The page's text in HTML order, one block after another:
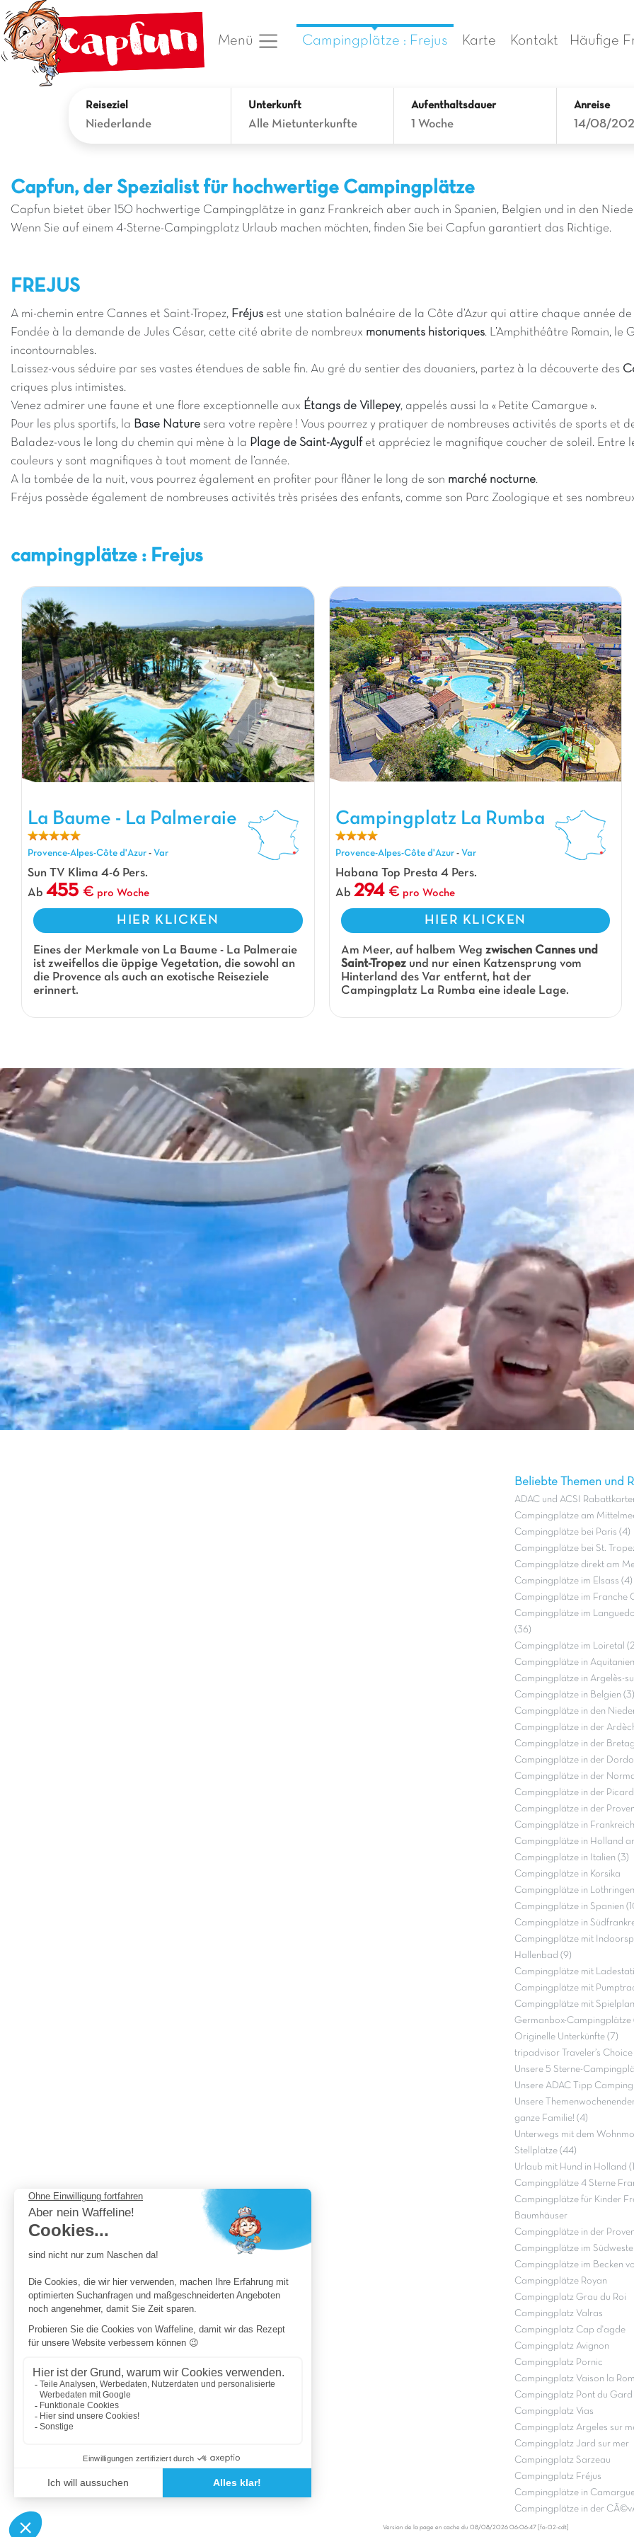
Menü Campingplätze : Frejus Karte Kontakt Häufige
Reiseziel
Niederlande
Unterkunft
Alle Mietunterkunfte
Aufenthaltsdauer
1 Woche
Anreise
14/08/
Capfun, der Spezialist für hochwertige Campingplätze
Capfun bietet über 150 hochwertige Campingplätze in ganz Frankreich aber auch in Spanien, Belgien und in den
Wenn Sie auf einem 4-Sterne-Campingplatz Urlaub machen möchten, finden Sie bei Capfun garantiert das Richtige.
FREJUS
A mi-chemin entre Cannes et Saint-Tropez, Fréjus est une station balnéaire de la Côte d’Azur qui attire chaque année
Fondée à la demande de Jules César, cette cité abrite de nombreux monuments historiques. L’Amphithéâtre Romain, le
incontournables.
Laissez-vous séduire par ses vastes étendues de sable fin. Au gré du sentier des douaniers, partez à la découverte des
criques plus intimistes.
Venez admirer une faune et une flore exceptionnelle aux Étangs de Villepey, appelés aussi la « Petite Camargue ».
Pour les plus sportifs, la Base Nature sera votre repère ! Vous pourrez y pratiquer de nombreuses activités de sports et
Baladez-vous le long du chemin qui mène à la Plage de Saint-Aygulf et appréciez le magnifique coucher de soleil. Entre
couleurs y sont magnifiques à tout moment de l’année.
A la tombée de la nuit, vous pourrez également en profiter pour flâner le long de son marché nocturne.
Fréjus possède également de nombreuses activités très prisées des enfants, comme son Parc Zoologique et ses
campingplätze : Frejus
La Baume - La Palmeraie
Provence-Alpes-Côte d'Azur - Var
Sun TV Klima 4-6 Pers.
Ab 455 pro Woche
HIER KLICKEN
Eines der Merkmale von La Baume - La Palmeraie
ist zweifellos die üppige Vegetation, die sowohl an
die Provence als auch an exotische Reiseziele
erinnert.
Campingplatz La Rumba
Provence-Alpes-Côte d'Azur- Var
Habana Top Presta 4 Pers.
Ab 294 pro Woche
HIER KLICKEN
Am Meer, auf halbem Weg zwischen Cannes und
Saint-Tropezund nur einen Katzensprung vom
Hinterland des Var entfernt, hat der
Campingplatz La Rumba eine ideale Lage.
Beliebte Themen und
ADAC und ACSI
Campingplätze am
Campingplätze bei Paris (4)
Campingplätze bei St.
Campingplätze direkt am
Campingplätze im Elsass (4)
Campingplätze im Franche
Campingplätze im
(36)
Campingplätze im Loiretal
Campingplätze in
Campingplätze in Argelès-
Campingplätze in Belgien (3)
Campingplätze in den
Campingplätze in der
Campingplätze in der
Campingplätze in der
Campingplätze in der
Campingplätze in der
Campingplätze in der
Campingplätze in Frankreich
Campingplätze in Holland
Campingplätze in Italien (3)
Campingplätze in Korsika
Campingplätze in
Campingplätze in Spanien
Campingplätze in
Campingplätze mit
Hallenbad (9)
Campingplätze mit
Campingplätze mit
Campingplätze mit
Germanbox-Campingplätze
Originelle Unterkünfte (7)
tripadvisor Traveler’s
Unsere 5 Sterne-
Unsere ADAC Tipp
Unsere
ganze Familie! (4)
Unterwegs mit dem
Stellplätze (44)
Urlaub mit Hund in Holland
Campingplätze 4 Sterne
Campingplätze für Kinder
Baumhäuser
Campingplätze in der
Campingplätze im
Campingplätze im Becken
Campingplätze Royan
Campingplatz Grau du Roi
Campingplatz Valras
Campingplatz Cap d'agde
Campingplatz Avignon
Campingplatz Pornic
Campingplatz Vaison la
Campingplatz Pont du Gard
Campingplatz Vias
Campingplatz Argeles sur
Campingplatz Jard sur mer
Campingplatz Sarzeau
Campingplatz Fréjus
Campingplätze in
Campingplätze in der
Version de la page en cache du 08/08/2026 06:06:47 [fo-02-cdt]